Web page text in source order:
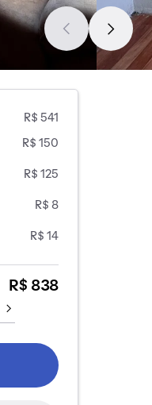
R$ 541
R$ 150
R$ 125
R$ 8
R$ 14
R$ 838